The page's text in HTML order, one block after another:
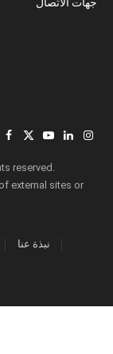
Facebook
X
YouTube
LinkedIn
reserved.
external sites or
نبذة عنا